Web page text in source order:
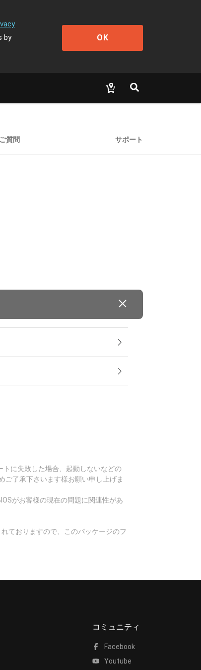
by
OK
質問 サポート
トに失敗した場合、起動しないなどの
ご了承下さいます様お願い申し上げま
がお客様の現在の問題に関連性があ
ておりますので、このパッケージのフ
コミュニティ
Facebook
Youtube